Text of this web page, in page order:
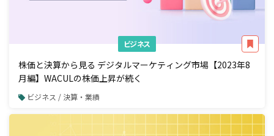
ビジネス
株価と決算から見る デジタルマーケティング市場【2023年8
月編】WACULの株価上昇が続く
ビジネス / 決算・業績